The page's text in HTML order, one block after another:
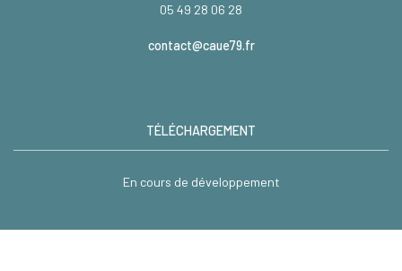
05 49 28 06 28
contact@caue79.fr
TÉLÉCHARGEMENT
En cours de développement